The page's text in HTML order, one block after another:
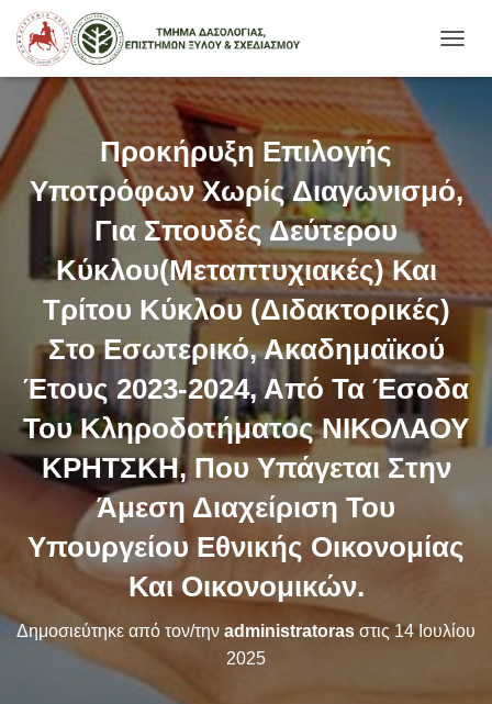
Ν
Γ
Ή
Ή
Γ
Η
Σ
Προκήρυξη Επιλογής
Υποτρόφων Χωρίς Διαγωνισμό,
Για Σπουδές Δεύτερου
Κύκλου(Μεταπτυχιακές) Και
Τρίτου Κύκλου (Διδακτορικές)
Στο Εσωτερικό, Ακαδημαϊκού
Έτους 2023-2024, Από Τα Έσοδα
Του Κληροδοτήματος ΝΙΚΟΛΑΟΥ
ΚΡΗΤΣΚΗ, Που Υπάγεται Στην
Άμεση Διαχείριση Του
Υπουργείου Εθνικής Οικονομίας
Και Οικονομικών.
Δημοσιεύτηκε από τον/την administratoras στις 14 Ιουλίου
2025